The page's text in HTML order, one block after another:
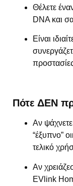
Θέλετε
DNA και
Είναι
Πότε ΔΕΝ
Αν
“έξυπνο”
τελικό
Αν
EVlink